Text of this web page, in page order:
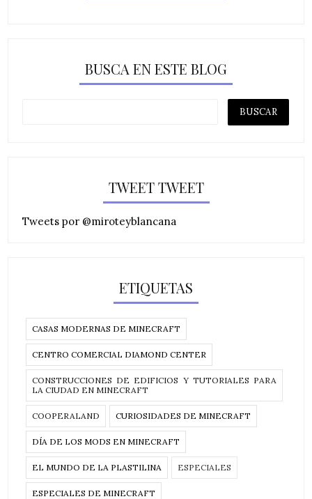
BUSCA EN ESTE BLOG
TWEET TWEET
Tweets por @miroteyblancana
ETIQUETAS
CASAS MODERNAS DE MINECRAFT
CENTRO COMERCIAL DIAMOND CENTER
CONSTRUCCIONES DE EDIFICIOS Y TUTORIALES PARA
LA CIUDAD EN MINECRAFT
COOPERALAND CURIOSIDADES DE MINECRAFT
DÍA DE LOS MODS EN MINECRAFT
EL MUNDO DE LA PLASTILINA ESPECIALES
ESPECIALES DE MINECRAFT